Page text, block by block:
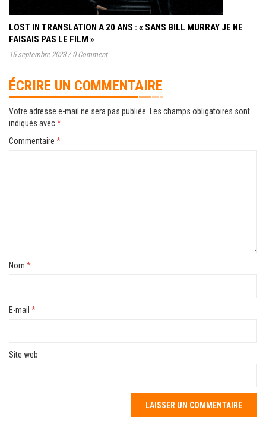
LOST IN TRANSLATION A 20 ANS : « SANS BILL MURRAY JE NE
FAISAIS PAS LE FILM »
15 septembre 2023 / 0 Comment
ÉCRIRE UN COMMENTAIRE
Votre adresse e-mail ne sera pas publiée. Les champs obligatoires sont
indiqués avec*
Commentaire *
Nom *
E-mail *
Site web